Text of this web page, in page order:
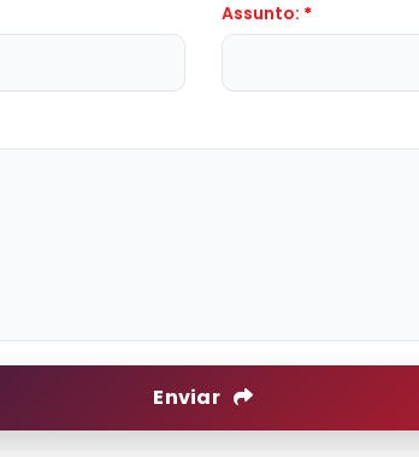
Assunto: *
Enviar